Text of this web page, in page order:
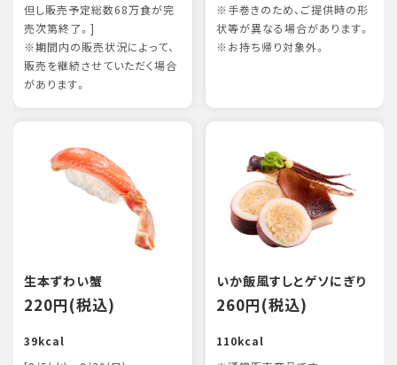
但し販売予定総数68万食が完
売次第終了。]
※期間内の販売状況によって、
販売を継続させていただく場合
があります。
※手巻きのため、ご提供時の形
状等が異なる場合があります。
※お持ち帰り対象外。
生本ずわい蟹
220円(税込)
39kcal
いか飯風すしとゲソにぎり
260円(税込)
110kcal